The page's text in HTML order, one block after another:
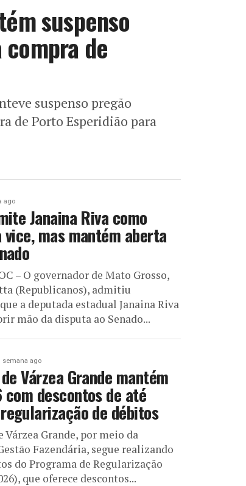
suspenso
de
suspenso pregão
de Porto Esperidião para
ago
Janaina Riva como
vice, mas mantém aberta
– O governador de Mato Grosso,
(Republicanos), admitiu
a deputada estadual Janaina Riva
mão da disputa ao Senado...
semana ago
Várzea Grande mantém
descontos de até
de débitos
Várzea Grande, por meio da
Fazendária, segue realizando
do Programa de Regularização
que oferece descontos...